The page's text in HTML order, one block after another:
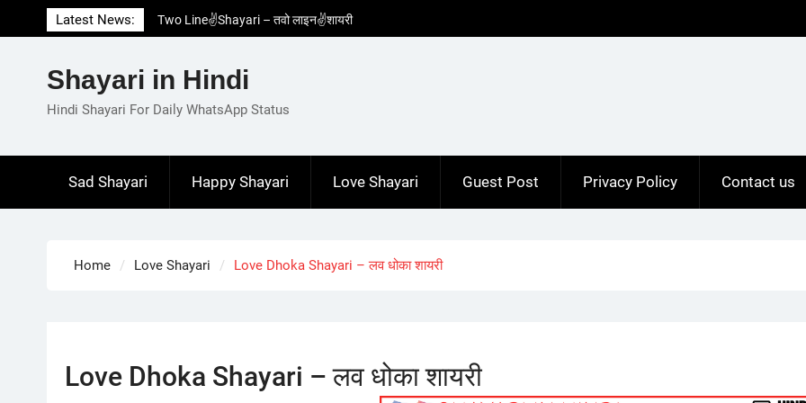
to
Latest News:
Two Line✌️Shayari – तवो लाइन✌️शायरी
Love😓Lines In Hindi – लव😓लाइन्स इन हिंदी
Love🥳Poetry In Hindi – लव🥳पोएट्री इन हिंदी
1 Line☝️Shayari In Hindi – १ लाइन☝️शायरी इन
Shayari in Hindi
Hindi Shayari For Daily WhatsApp Status
Sad Shayari Happy Shayari Love Shayari Guest Post Privacy Policy Contact us
Home Love Shayari Love Dhoka Shayari – लव धोका शायरी
Love Dhoka Shayari – लव धोका शायरी